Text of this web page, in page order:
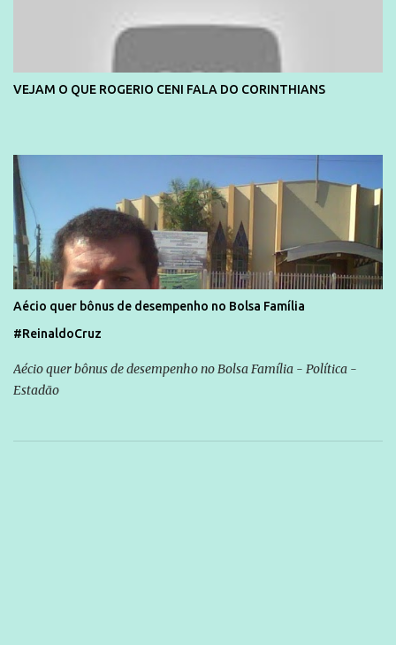
VEJAM O QUE ROGERIO CENI FALA DO CORINTHIANS
Aécio quer bônus de desempenho no Bolsa Família
#ReinaldoCruz
Aécio quer bônus de desempenho no Bolsa Família - Política -
Estadão